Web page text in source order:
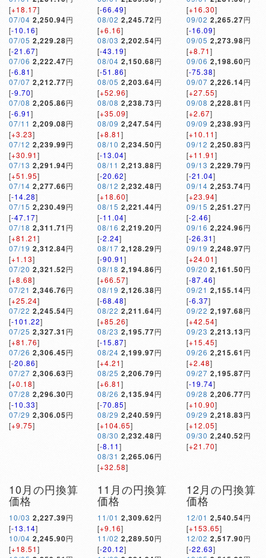
[+18.17]
07/04 2,250.94円
[-10.16]
07/05 2,229.28円
[-21.67]
07/06 2,222.47円
[-6.81]
07/07 2,212.77円
[-9.70]
07/08 2,205.86円
[-6.91]
07/11 2,209.08円
[+3.23]
07/12 2,239.99円
[+30.91]
07/13 2,291.94円
[+51.95]
07/14 2,277.66円
[-14.28]
07/15 2,230.49円
[-47.17]
07/18 2,311.71 円
[+81.21]
07/19 2,312.84円
[+1.13]
07/20 2,321.52円
[+8.68]
07/21 2,346.76円
[+25.24]
07/22 2,245.54円
[-101.22]
07/25 2,327.31 円
[+81.76]
07/26 2,306.45円
[-20.86]
07/27 2,306.63円
[+0.18]
07/28 2,296.30円
[-10.33]
07/29 2,306.05円
[+9.75]
[-66.49]
08/02 2,245.72円
[+6.16]
08/03 2,202.54円
[-43.19]
08/04 2,150.68円
[-51.86]
08/05 2,203.64円
[+52.96]
08/08 2,238.73円
[+35.09]
08/09 2,247.54円
[+8.81]
08/10 2,234.50円
[-13.04]
08/11 2,213.88円
[-20.62]
08/12 2,232.48円
[+18.60]
08/15 2,221.44円
[-11.04]
08/16 2,219.20円
[-2.24]
08/17 2,128.29円
[-90.91]
08/18 2,194.86円
[+66.57]
08/19 2,126.38円
[-68.48]
08/22 2,211.64円
[+85.26]
08/23 2,195.77円
[-15.87]
08/24 2,199.97円
[+4.21]
08/25 2,206.79円
[+6.81]
08/26 2,135.94円
[-70.85]
08/29 2,240.59円
[+104.65]
08/30 2,232.48円
[-8.11]
08/31 2,265.06円
[+32.58]
[+16.30]
09/02 2,265.27円
[-16.09]
09/05 2,273.98円
[+8.71]
09/06 2,198.60円
[-75.38]
09/07 2,226.14円
[+27.55]
09/08 2,228.81 円
[+2.67]
09/09 2,238.93円
[+10.11]
09/12 2,250.83円
[+11.91]
09/13 2,229.79円
[-21.04]
09/14 2,253.74円
[+23.94]
09/15 2,251.27円
[-2.46]
09/16 2,224.96円
[-26.31]
09/19 2,248.97円
[+24.01]
09/20 2,161.50円
[-87.46]
09/21 2,155.14円
[-6.37]
09/22 2,197.68円
[+42.54]
09/23 2,213.13円
[+15.45]
09/26 2,215.61 円
[+2.48]
09/27 2,195.87円
[-19.74]
09/28 2,206.77円
[+10.90]
09/29 2,218.83円
[+12.05]
09/30 2,240.52円
[+21.70]
10月の円換算
価格
10/03 2,227.39円
[-13.14]
10/04 2,245.90円
[+18.51]
11月の円換算
価格
11/01 2,309.62円
[+9.16]
11/02 2,289.50円
[-20.12]
12月の円換算
価格
12/01 2,540.54円
[+153.65]
12/02 2,517.90円
[-22.63]